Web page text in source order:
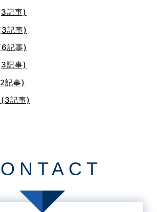
記事)
記事)
記事)
記事)
記事)
(3記事)
記事)